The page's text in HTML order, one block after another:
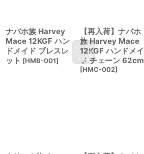
ナバホ族 Harvey
Mace 12KGF ハン
ドメイド ブレスレ
ット [HMB-001]
【再入荷】ナバホ
族 Harvey Mace
12KGF ハンドメイ
ド チェーン 62cm
[HMC-002]